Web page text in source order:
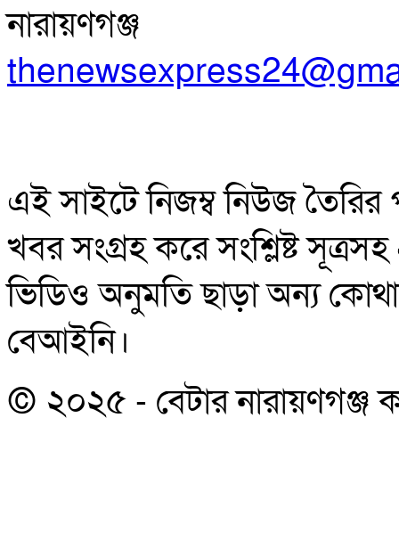
নারায়ণগঞ্জ
এই সাইটে নিজম্ব নিউজ তৈরির
খবর সংগ্রহ করে সংশ্লিষ্ট
ভিডিও অনুমতি ছাড়া অন্য
বেআইনি।
© ২০২৫ - বেটার নারায়ণগঞ্জ